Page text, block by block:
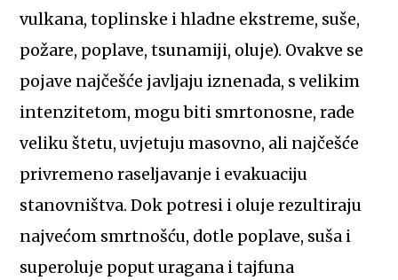
vulkana, toplinske i hladne ekstreme, suše,
požare, poplave, tsunamiji, oluje). Ovakve se
pojave najčešće javljaju iznenada, s velikim
intenzitetom, mogu biti smrtonosne, rade
veliku štetu, uvjetuju masovno, ali najčešće
privremeno raseljavanje i evakuaciju
stanovništva. Dok potresi i oluje rezultiraju
najvećom smrtnošću, dotle poplave, suša i
superoluje poput uragana i tajfuna